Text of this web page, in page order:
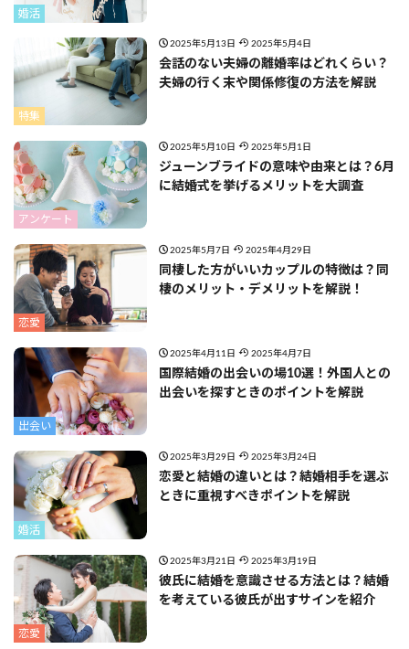
婚活
特集
2025年5月13日 2025年5月4日
会話のない夫婦の離婚率はどれくらい？
夫婦の行く末や関係修復の方法を解説
アンケート
2025年5月10日 2025年5月1日
ジューンブライドの意味や由来とは？6月
に結婚式を挙げるメリットを大調査
恋愛
2025年5月7日 2025年4月29日
同棲した方がいいカップルの特徴は？同
棲のメリット・デメリットを解説！
出会い
2025年4月11日 2025年4月7日
国際結婚の出会いの場10選！外国人との
出会いを探すときのポイントを解説
婚活
2025年3月29日 2025年3月24日
恋愛と結婚の違いとは？結婚相手を選ぶ
ときに重視すべきポイントを解説
恋愛
2025年3月21日 2025年3月19日
彼氏に結婚を意識させる方法とは？結婚
を考えている彼氏が出すサインを紹介